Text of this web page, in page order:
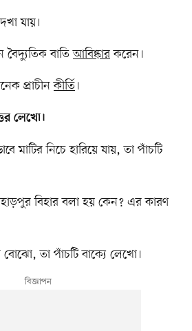
যায়।
বাতিআবিষ্কারকরেন।
প্রাচীনকীর্তি।
লেখো।
মাটির নিচে হারিয়ে যায়, তা পাঁচটি
বিহার বলা হয় কেন? এর কারণ
তা পাঁচটি বাক্যে লেখো।